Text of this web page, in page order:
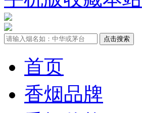
首页
香烟品牌